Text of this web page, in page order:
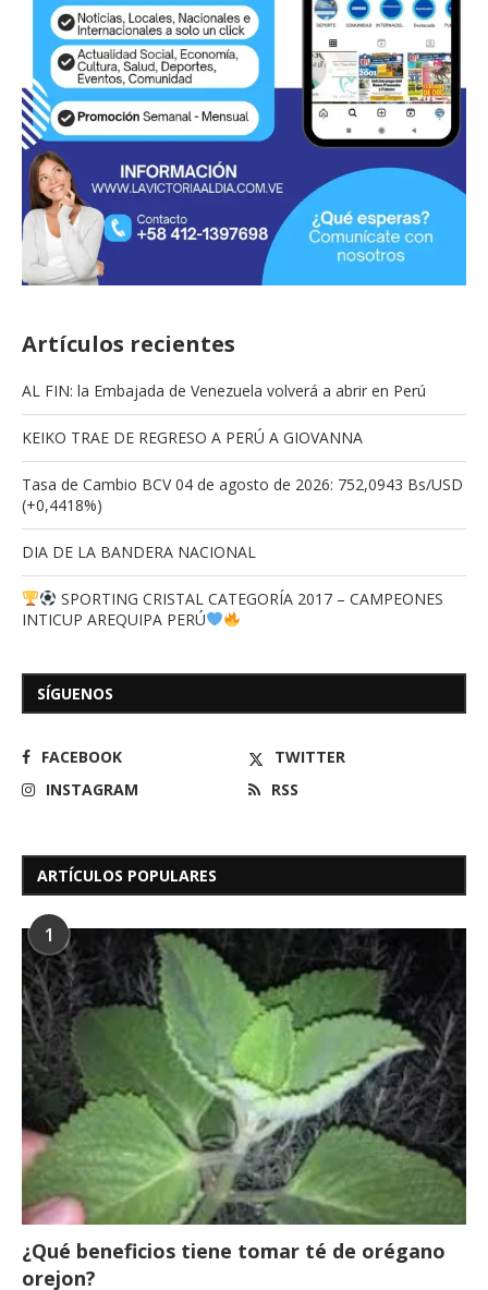
Artículos recientes
AL FIN: la Embajada de Venezuela volverá a abrir en Perú
KEIKO TRAE DE REGRESO A PERÚ A GIOVANNA
Tasa de Cambio BCV 04 de agosto de 2026: 752,0943 Bs/USD
(+0,4418%)
DIA DE LA BANDERA NACIONAL
SPORTING CRISTAL CATEGORÍA 2017 – CAMPEONES
INTICUP AREQUIPA PERÚ
SÍGUENOS
FACEBOOK
TWITTER
INSTAGRAM
RSS
ARTÍCULOS POPULARES
1
¿Qué beneficios tiene tomar té de orégano
orejon?